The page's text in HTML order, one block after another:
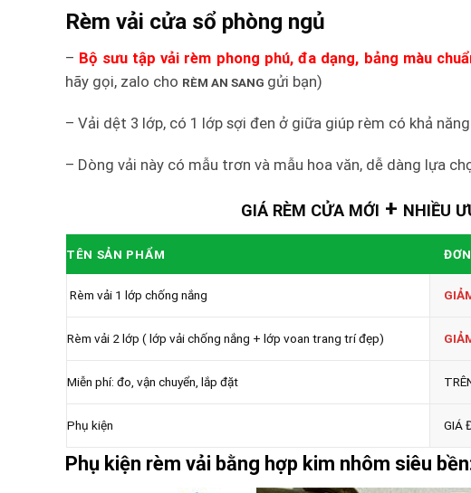
Rèm vải cửa sổ phòng ngủ
– Bộ sưu tập vải rèm phong phú, đa dạng, bảng màu
hãy gọi, zalo cho RÈM AN SANG gửi bạn)
– Vải dệt 3 lớp, có 1 lớp sợi đen ở giữa giúp rèm có khả
– Dòng vải này có mẫu trơn và mẫu hoa văn, dễ dàng lựa
GIÁ RÈM CỬA MỚI + NHIỀU
TÊN SẢN PHẨM
Rèm vải 1 lớp chống nắng
Rèm vải 2 lớp ( lớp vải chống nắng + lớp voan trang trí đẹp)
Miễn phí: đo, vận chuyển, lắp đặt
Phụ kiện GIÁ
Phụ kiện rèm vải bằng hợp kim nhôm siêu